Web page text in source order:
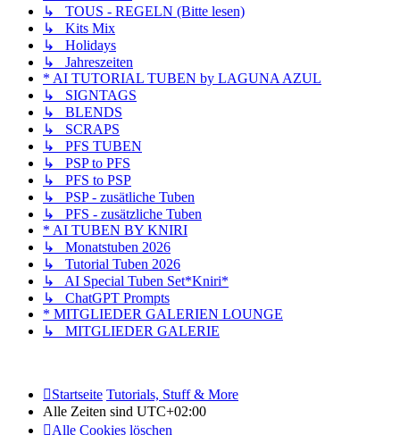
↳ TOUS - REGELN (Bitte lesen)
↳ Kits Mix
↳ Holidays
↳ Jahreszeiten
* AI TUTORIAL TUBEN by LAGUNA AZUL
↳ SIGNTAGS
↳ BLENDS
↳ SCRAPS
↳ PFS TUBEN
↳ PSP to PFS
↳ PFS to PSP
↳ PSP - zusätliche Tuben
↳ PFS - zusätzliche Tuben
* AI TUBEN BY KNIRI
↳ Monatstuben 2026
↳ Tutorial Tuben 2026
↳ AI Special Tuben Set*Kniri*
↳ ChatGPT Prompts
* MITGLIEDER GALERIEN LOUNGE
↳ MITGLIEDER GALERIE
Startseite Tutorials, Stuff & More
Alle Zeiten sind UTC+02:00
Alle Cookies löschen